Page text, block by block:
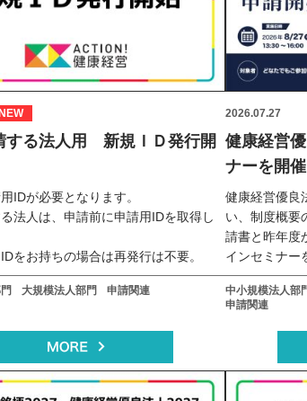
する法人用 新規ＩＤ発行開
IDが必要となります。
法人は、申請前に申請用IDを取得し
をお持ちの場合は再発行は不要。
大規模法人部門 申請関連
2026.07.27
健康経営
ナーを開催
健康経営優良
い、制度概要
請書と昨年度
インセミナー
中小規模法人部
申請関連